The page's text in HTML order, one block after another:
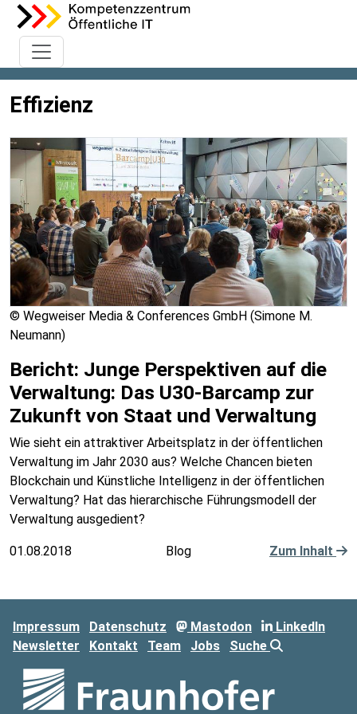
Effizienz
© Wegweiser Media & Conferences GmbH (Simone M.
Neumann)
Bericht: Junge Perspektiven auf die
Verwaltung: Das U30-Barcamp zur
Zukunft von Staat und Verwaltung
Wie sieht ein attraktiver Arbeitsplatz in der öffentlichen
Verwaltung im Jahr 2030 aus? Welche Chancen bieten
Blockchain und Künstliche Intelligenz in der öffentlichen
Verwaltung? Hat das hierarchische Führungsmodell der
Verwaltung ausgedient?
01.08.2018 Blog Zum Inhalt
Impressum Datenschutz Mastodon
LinkedIn
Newsletter
Kontakt Team Jobs Suche